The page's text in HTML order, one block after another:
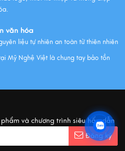
KHÁCH QUỐC TẾ
văn hóa
liệu tự nhiên an toàn từ thiên nhiên
Mỹ Nghệ Việt là chung tay bảo tồn
và chương trình siêu hấp dẫn
Đăng ký